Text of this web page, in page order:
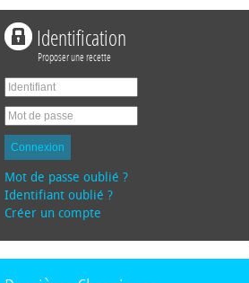
Identification
Proposer une recette
Connexion
Mot de passe oublié ?
Identifiant oublié ?
Créer un compte